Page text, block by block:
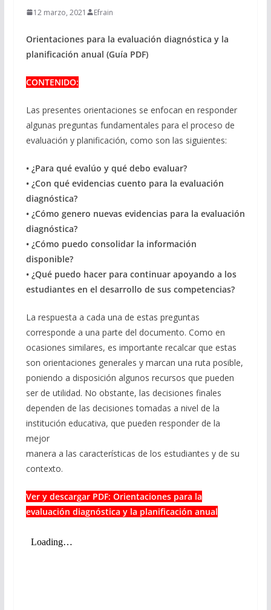
12 marzo, 2021 Efrain
Orientaciones para la evaluación diagnóstica y la
planificación anual (Guía PDF)
CONTENIDO:
Las presentes orientaciones se enfocan en responder
algunas preguntas fundamentales para el proceso de
evaluación y planificación, como son las siguientes:
• ¿Para qué evalúo y qué debo evaluar?
• ¿Con qué evidencias cuento para la evaluación
diagnóstica?
• ¿Cómo genero nuevas evidencias para la evaluación
diagnóstica?
• ¿Cómo puedo consolidar la información
disponible?
• ¿Qué puedo hacer para continuar apoyando a los
estudiantes en el desarrollo de sus competencias?
La respuesta a cada una de estas preguntas
corresponde a una parte del documento. Como en
ocasiones similares, es importante recalcar que estas
son orientaciones generales y marcan una ruta posible,
poniendo a disposición algunos recursos que pueden
ser de utilidad. No obstante, las decisiones finales
dependen de las decisiones tomadas a nivel de la
institución educativa, que pueden responder de la
mejor
manera a las características de los estudiantes y de su
contexto.
Ver y descargar PDF: Orientaciones para la
evaluación diagnóstica y la planificación anual